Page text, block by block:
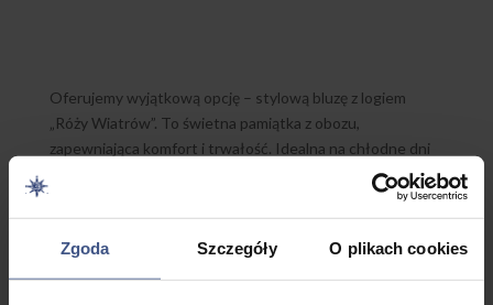
Zgoda Szczegóły O plikach cookies
Oferujemy wyjątkową opcję – stylową bluzę z logiem
„Róży Wiatrów”. To świetna pamiątka z obozu,
zapewniająca komfort i trwałość. Idealna na chłodne dni
oraz do noszenia na co dzień. Dostępna w różnych
oferujemy wyjątkową
opcję dodatkową – stylową bluzę z logiem „Róży Wiatrów”.
To doskonała pamiątka, która będzie przypominać o